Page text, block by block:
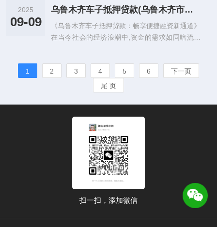
重要枢纽，随着城市化...
2025
09-09
乌鲁木齐车子抵押贷款(乌鲁木齐市新市车辆抵押贷款)
《乌鲁木齐车子抵押贷款：畅享便捷融资新通道》
在当今社会的经济浪潮中,资金的需求如同暗流涌
1
2 3 4 5 6
下一页
尾 页
扫一扫，添加微信